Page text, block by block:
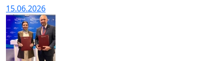
15.06.2026